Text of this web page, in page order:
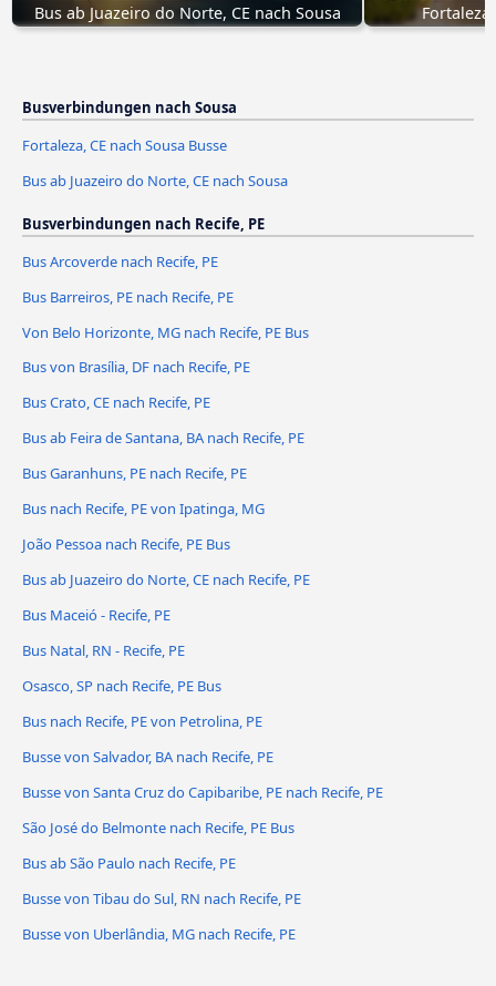
Bus ab Juazeiro do Norte, CE nach Sousa
Busverbindungen nach Sousa
Fortaleza, CE nach Sousa Busse
Bus ab Juazeiro do Norte, CE nach Sousa
Busverbindungen nach Recife, PE
Bus Arcoverde nach Recife, PE
Bus Barreiros, PE nach Recife, PE
Von Belo Horizonte, MG nach Recife, PE Bus
Bus von Brasília, DF nach Recife, PE
Bus Crato, CE nach Recife, PE
Bus ab Feira de Santana, BA nach Recife, PE
Bus Garanhuns, PE nach Recife, PE
Bus nach Recife, PE von Ipatinga, MG
João Pessoa nach Recife, PE Bus
Bus ab Juazeiro do Norte, CE nach Recife, PE
Bus Maceió - Recife, PE
Bus Natal, RN - Recife, PE
Osasco, SP nach Recife, PE Bus
Bus nach Recife, PE von Petrolina, PE
Busse von Salvador, BA nach Recife, PE
Busse von Santa Cruz do Capibaribe, PE nach Recife, PE
São José do Belmonte nach Recife, PE Bus
Bus ab São Paulo nach Recife, PE
Busse von Tibau do Sul, RN nach Recife, PE
Busse von Uberlândia, MG nach Recife, PE